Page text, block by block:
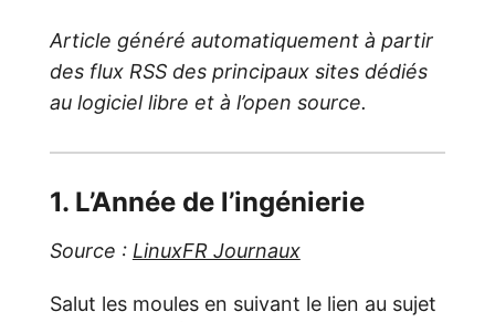
Article généré automatiquement à partir
des flux RSS des principaux sites dédiés
au logiciel libre et à l’open source.
1. L’Année de l’ingénierie
Source : LinuxFR Journaux
Salut les moules en suivant le lien au sujet